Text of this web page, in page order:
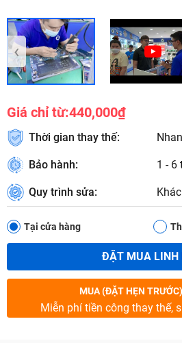
‹
Giá chỉ từ:440,000₫
Thời gian thay thế:
Bảo hành: 1 - 6
Quy trình sửa:
Tại cửa hàng
ĐẶT MUA LINH
MUA (ĐẶT HẸN TRƯỚC)
Miễn phí tiền công thay thế,